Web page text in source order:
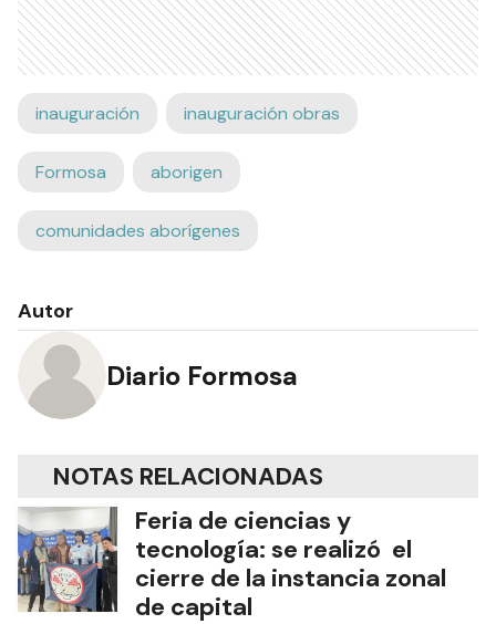
inauguración inauguración obras
Formosa aborigen
comunidades aborígenes
Autor
Diario Formosa
NOTAS RELACIONADAS
Feria de ciencias y
tecnología: se realizó el
cierre de la instancia zonal
de capital